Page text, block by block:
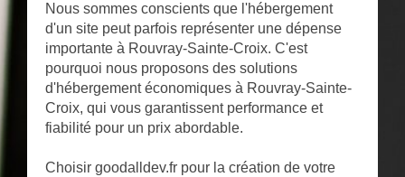
Nous sommes conscients que l'hébergement
d'un site peut parfois représenter une dépense
importante à Rouvray-Sainte-Croix. C'est
pourquoi nous proposons des solutions
d'hébergement économiques à Rouvray-Sainte-
Croix, qui vous garantissent performance et
fiabilité pour un prix abordable.
Choisir goodalldev.fr pour la création de votre